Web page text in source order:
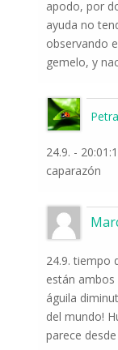
apodo, por
ayuda no
observando
gemelo, y
24.9. -
caparazón
24.9. tiempo
están ambos
águila
del mundo!
parece